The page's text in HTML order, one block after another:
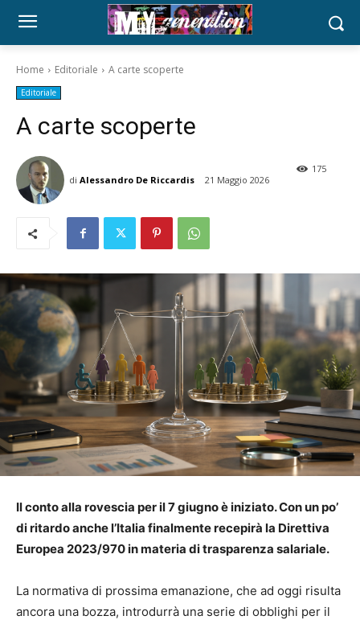
Home Editoriale A carte scoperte
Editoriale
A carte scoperte
di Alessandro De Riccardis 21 Maggio 2026
175
Il conto alla rovescia per il 7 giugno è iniziato. Con un po’
di ritardo anche l’Italia finalmente recepirà la Direttiva
Europea 2023/970 in materia di trasparenza salariale.
La normativa di prossima emanazione, che ad oggi risulta
ancora una bozza, introdurrà una serie di obblighi per il